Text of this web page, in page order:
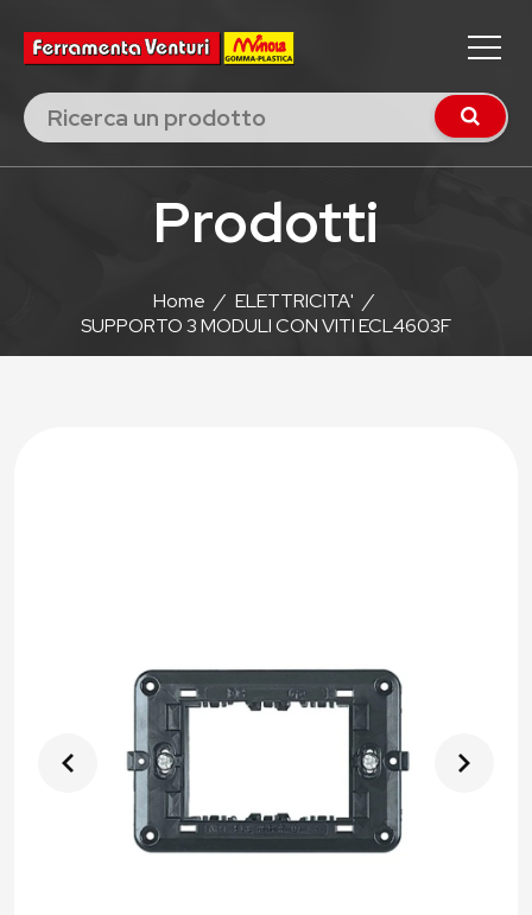
Prodotti
Home / ELETTRICITA' /
SUPPORTO 3 MODULI CON VITI ECL4603F